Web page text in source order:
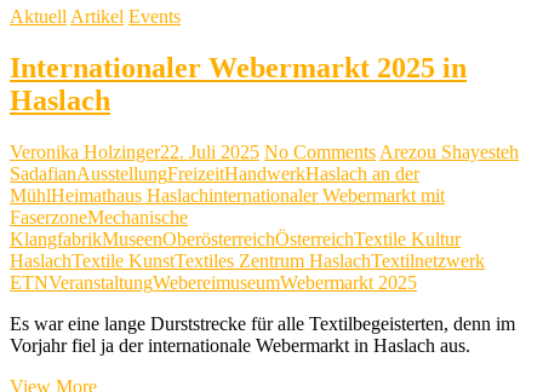
Aktuell Artikel Events
Internationaler Webermarkt 2025 in
Haslach
Veronika Holzinger22. Juli 2025 No Comments Arezou Shayesteh
SadafianAusstellungFreizeitHandwerkHaslach an der
MühlHeimathaus Haslachinternationaler Webermarkt mit
FaserzoneMechanische
KlangfabrikMuseenOberösterreichÖsterreichTextile Kultur
HaslachTextile KunstTextiles Zentrum HaslachTextilnetzwerk
ETNVeranstaltungWebereimuseumWebermarkt 2025
Es war eine lange Durststrecke für alle Textilbegeisterten, denn im
Vorjahr fiel ja der internationale Webermarkt in Haslach aus.
View MoreInternationaler